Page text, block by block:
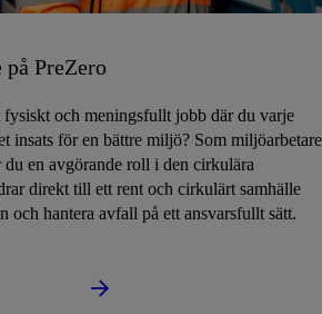
PreZero
och meningsfullt jobb där du varje
insats för en bättre miljö? Som miljöarbetare
du en avgörande roll i den cirkulära
direkt till ett rent och cirkulärt samhälle
och hantera avfall på ett ansvarsfullt sätt.